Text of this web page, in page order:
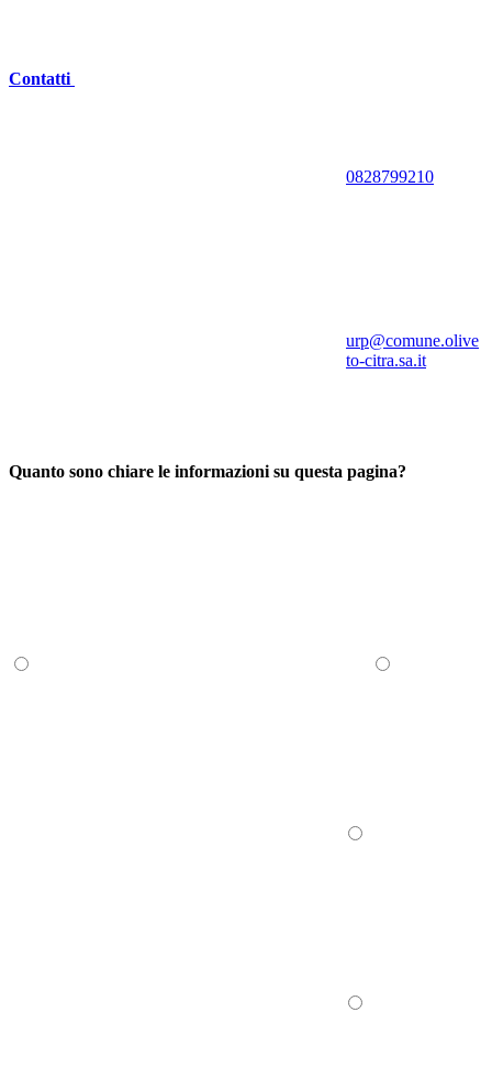
Contatti
0828799210
urp@comune.olive
to-citra.sa.it
Quanto sono chiare le informazioni su questa pagina?